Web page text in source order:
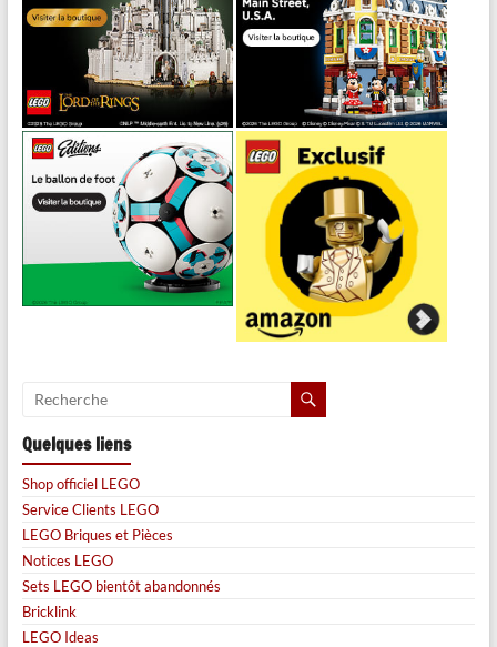
Quelques liens
Shop officiel LEGO
Service Clients LEGO
LEGO Briques et Pièces
Notices LEGO
Sets LEGO bientôt abandonnés
Bricklink
LEGO Ideas